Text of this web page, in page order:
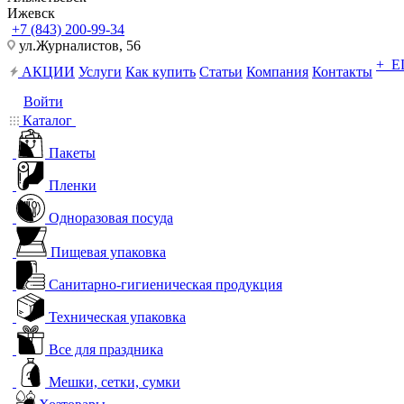
Ижевск
+7 (843) 200-99-34
ул.Журналистов, 56
АКЦИИ Услуги Как купить Статьи Компания Контакты +
Войти
Каталог
Пакеты
Пленки
Одноразовая посуда
Пищевая упаковка
Санитарно-гигиеническая продукция
Техническая упаковка
Все для праздника
Мешки, сетки, сумки